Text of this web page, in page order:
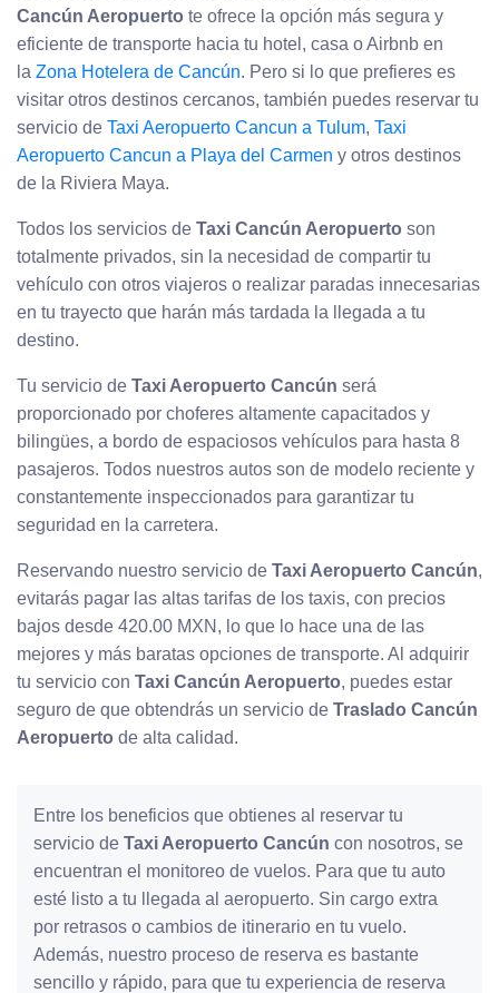
Cancún Aeropuerto te ofrece la opción más segura y
eficiente de transporte hacia tu hotel, casa o Airbnb en
la Zona Hotelera de Cancún. Pero si lo que prefieres es
visitar otros destinos cercanos, también puedes reservar tu
servicio de Taxi Aeropuerto Cancun a Tulum, Taxi
Aeropuerto Cancun a Playa del Carmen y otros destinos
de la Riviera Maya.
Todos los servicios de Taxi Cancún Aeropuerto son
totalmente privados, sin la necesidad de compartir tu
vehículo con otros viajeros o realizar paradas innecesarias
en tu trayecto que harán más tardada la llegada a tu
destino.
Tu servicio de Taxi Aeropuerto Cancún será
proporcionado por choferes altamente capacitados y
bilingües, a bordo de espaciosos vehículos para hasta 8
pasajeros. Todos nuestros autos son de modelo reciente y
constantemente inspeccionados para garantizar tu
seguridad en la carretera.
Reservando nuestro servicio de Taxi Aeropuerto Cancún,
evitarás pagar las altas tarifas de los taxis, con precios
bajos desde 420.00 MXN, lo que lo hace una de las
mejores y más baratas opciones de transporte. Al adquirir
tu servicio con Taxi Cancún Aeropuerto, puedes estar
seguro de que obtendrás un servicio de Traslado Cancún
Aeropuerto de alta calidad.
Entre los beneficios que obtienes al reservar tu
servicio de Taxi Aeropuerto Cancún con nosotros, se
encuentran el monitoreo de vuelos. Para que tu auto
esté listo a tu llegada al aeropuerto. Sin cargo extra
por retrasos o cambios de itinerario en tu vuelo.
Además, nuestro proceso de reserva es bastante
sencillo y rápido, para que tu experiencia de reserva